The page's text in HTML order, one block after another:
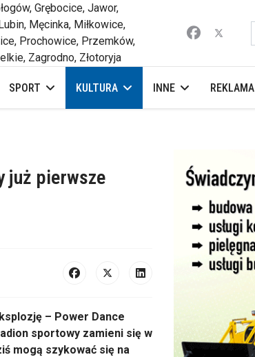
Grębocice, Jawor,
Męcinka, Miłkowice,
Prochowice, Przemków,
Zagrodno, Złotoryja
SPORT KULTURA INNE REKLAMA
już pierwsze
– Power Dance
sportowy zamieni się w
mogą szykować się na